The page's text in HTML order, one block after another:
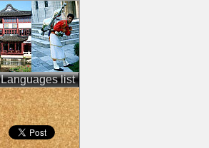
Languages list